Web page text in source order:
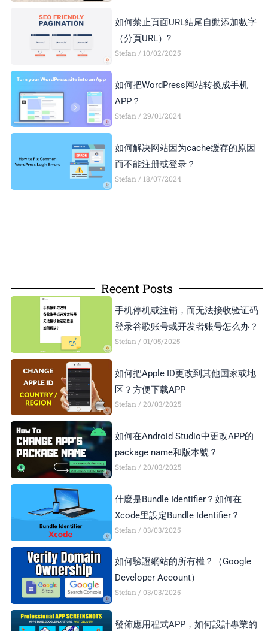
如何禁止頁面URL結尾自動添加數字
（分頁URL）?
Stefan 10/02/2025
如何把WordPress网站转换成手机
APP？
Stefan 29/01/2024
如何解决网站因为cache缓存的原因
而不能注册或登录？
Stefan 18/07/2024
Recent Posts
手机停机或注销，而无法接收验证码
登录谷歌账号或开发者账号怎么办？
Stefan 01/05/2025
如何把Apple ID更改到其他国家或地
区？方便下载APP
Stefan 20/03/2025
如何在Android Studio中更改APP的
package name和版本號？
Stefan 20/03/2025
什麼是Bundle Identifier？如何在
Xcode里設定Bundle Identifier？
Stefan 03/03/2025
如何驗證網站的所有權？（Google
Developer Account）
Stefan 03/03/2025
發佈應用程式APP，如何設計專業的